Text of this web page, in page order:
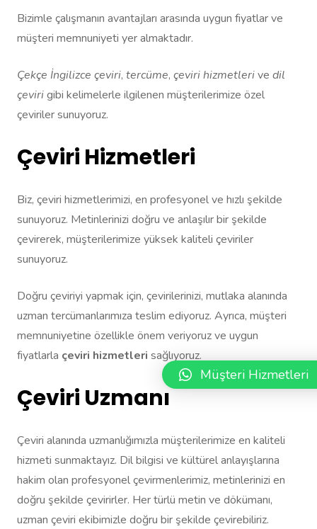
Bizimle çalışmanın avantajları arasında uygun fiyatlar ve
müşteri memnuniyeti yer almaktadır.
Çekçe İngilizce çeviri, tercüme, çeviri hizmetlerive dil
çevirigibi kelimelerle ilgilenen müşterilerimize özel
çeviriler sunuyoruz.
Çeviri Hizmetleri
Biz, çeviri hizmetlerimizi, en profesyonel ve hızlı şekilde
sunuyoruz. Metinlerinizi doğru ve anlaşılır bir şekilde
çevirerek, müşterilerimize yüksek kaliteli çeviriler
sunuyoruz.
Doğru çeviriyi yapmak için, çevirilerinizi, mutlaka alanında
uzman tercümanlarımıza teslim ediyoruz. Ayrıca, müşteri
memnuniyetine özellikle önem veriyoruz ve uygun
fiyatlarla çeviri hizmetleri sağlıyoruz.
Çeviri Uzmanı
Çeviri alanında uzmanlığımızla müşterilerimize en kaliteli
hizmeti sunmaktayız. Dil bilgisi ve kültürel anlayışlarına
hakim olan profesyonel çevirmenlerimiz, metinlerinizi en
doğru şekilde çevirirler. Her türlü metin ve dökümanı,
uzman çeviri ekibimizle doğru bir şekilde çevirebiliriz.
Müşteri Hizmetleri